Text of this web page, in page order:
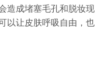
造成堵塞毛孔和脱妆现
以让皮肤呼吸自由，也